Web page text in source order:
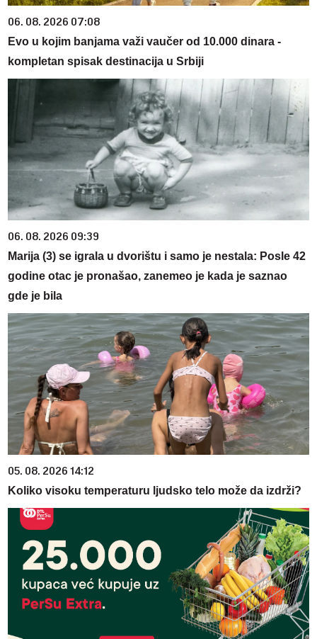
06. 08. 2026 07:08
Evo u kojim banjama važi vaučer od 10.000 dinara -
kompletan spisak destinacija u Srbiji
06. 08. 2026 09:39
Marija (3) se igrala u dvorištu i samo je nestala: Posle 42
godine otac je pronašao, zanemeo je kada je saznao
gde je bila
05. 08. 2026 14:12
Koliko visoku temperaturu ljudsko telo može da izdrži?